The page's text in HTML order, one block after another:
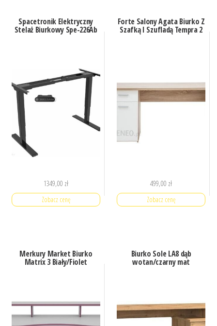
Spacetronik Elektryczny
Stelaż Biurkowy Spe-226Ab
1349,00 zł
Zobacz cenę
Forte Salony Agata Biurko Z
Szafką I Szufladą Tempra 2
499,00 zł
Zobacz cenę
Merkury Market Biurko
Matrix 3 Biały/Fiolet
Biurko Sole LA8 dąb
wotan/czarny mat